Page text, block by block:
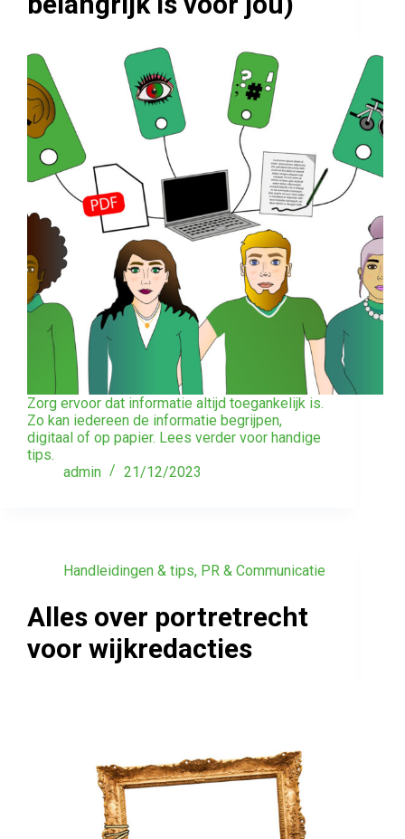
Zorg ervoor dat informatie altijd toegankelijk is.
Zo kan iedereen de informatie begrijpen,
digitaal of op papier. Lees verder voor handige
tips.
admin
21/12/2023
Handleidingen & tips, PR & Communicatie
Alles over portretrecht
voor wijkredacties